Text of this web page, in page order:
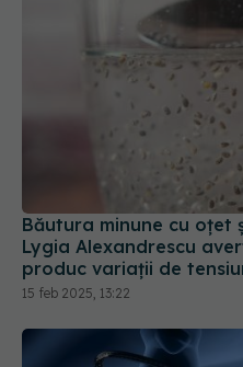
Băutura minune cu oțet
Lygia Alexandrescu
produc variații de
15 feb 2025, 13:22